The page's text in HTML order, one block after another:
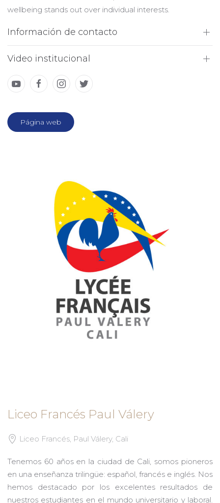
wellbeing stands out over individual interests.
Información de contacto
Video institucional
Página web
Liceo Francés Paul Válery
Liceo Francés, Paul Válery, Cali
Tenemos 60 años en la ciudad de Cali, somos pioneros
en una enseñanza trilingüe: español, francés e inglés. Nos
hemos destacado por los excelentes resultados de
nuestros estudiantes en el mundo universitario y laboral.